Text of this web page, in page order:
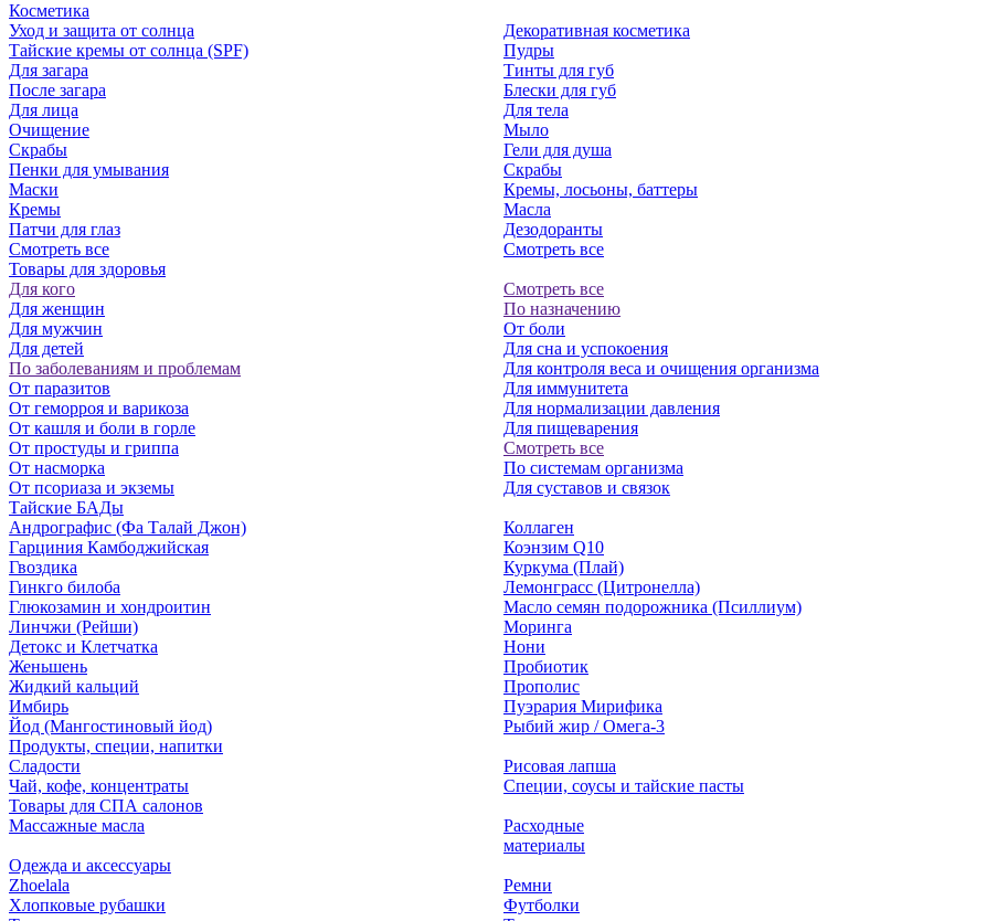
Косметика
Уход и защита от солнца
Тайские кремы от солнца (SPF)
Для загара
После загара
Для лица
Очищение
Скрабы
Пенки для умывания
Маски
Кремы
Патчи для глаз
Смотреть все
Декоративная косметика
Пудры
Тинты для губ
Блески для губ
Для тела
Мыло
Гели для душа
Скрабы
Кремы, лосьоны, баттеры
Масла
Дезодоранты
Смотреть все
Товары для здоровья
Для кого
Для женщин
Для мужчин
Для детей
По заболеваниям и проблемам
От паразитов
Oт геморроя и варикоза
От кашля и боли в горле
От простуды и гриппа
От насморка
Oт псориаза и экземы
Смотреть все
По назначению
От боли
Для сна и успокоения
Для контроля веса и очищения организма
Для иммунитета
Для нормализации давления
Для пищеварения
Смотреть все
По системам организма
Для суставов и связок
Тайские БАДы
Андрографис (Фа Талай Джон)
Гарциния Камбоджийская
Гвоздика
Гинкго билоба
Глюкозамин и хондроитин
Линчжи (Рейши)
Детокс и Клетчатка
Женьшень
Жидкий кальций
Имбирь
Йод (Мангостиновый йод)
Коллаген
Коэнзим Q10
Куркума (Плай)
Лемонграсс (Цитронелла)
Масло семян подорожника (Псиллиум)
Моринга
Нони
Пробиотик
Прополис
Пуэрария Мирифика
Рыбий жир / Омега-3
Продукты, специи, напитки
Сладости
Чай, кофе, концентраты
Рисовая лапша
Специи, соусы и тайские пасты
Товары для СПА салонов
Массажные масла
Расходные
материалы
Одежда и аксессуары
Zhoelala
Хлопковые рубашки
Ремни
Футболки